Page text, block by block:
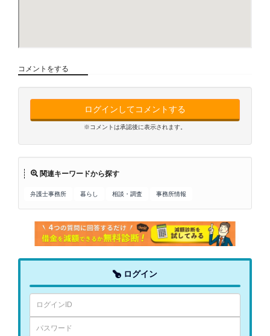
コメントをする
ログインしてコメントする
※コメントは承認後に表示されます。
関連キーワードから探す
弁護士事務所 暮らし 相談・調査 事務所情報
ログイン